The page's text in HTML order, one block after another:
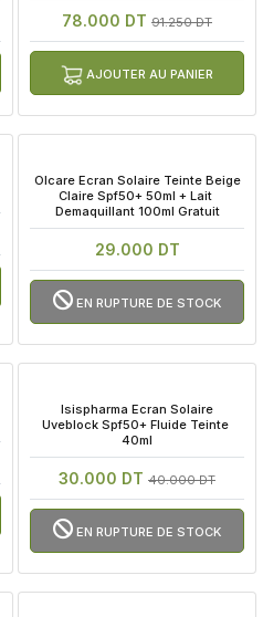
78.000 DT 91.250 DT
AJOUTER AU PANIER
Olcare Ecran Solaire Teinte Beige
Claire Spf50+ 50ml + Lait
Demaquillant 100ml Gratuit
29.000 DT
EN RUPTURE DE STOCK
Isispharma Ecran Solaire
Uveblock Spf50+ Fluide Teinte
40ml
30.000 DT 40.000 DT
EN RUPTURE DE STOCK